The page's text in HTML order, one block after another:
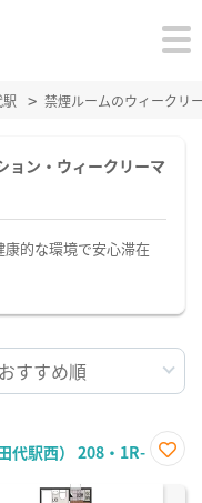
禁煙ルームのウィークリ
ョン・ウィークリーマ
康的な環境で安心滞在
代駅西） 208・1R-
に入